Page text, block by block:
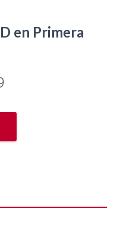
en Primera